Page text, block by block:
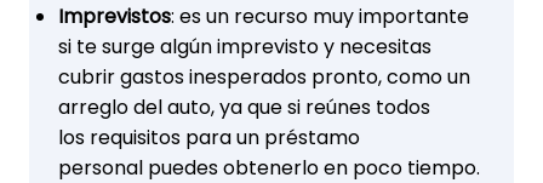
Imprevistos: es un recurso muy importante
si te surge algún imprevisto y necesitas
cubrir gastos inesperados pronto, como un
arreglo del auto, ya que si reúnes todos
los requisitos para un préstamo
personal puedes obtenerlo en poco tiempo.